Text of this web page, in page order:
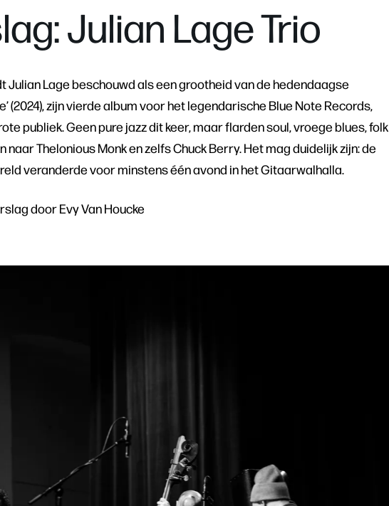
Julian Lage Trio
Julian Lage beschouwd als een grootheid van de hedendaagse
(2024), zijn vierde album voor het legendarische Blue Note Records,
publiek. Geen pure jazz dit keer, maar flarden soul, vroege blues, folk
naar Thelonious Monk en zelfs Chuck Berry. Het mag duidelijk zijn: de
veranderde voor minstens één avond in het Gitaarwalhalla.
door Evy Van Houcke